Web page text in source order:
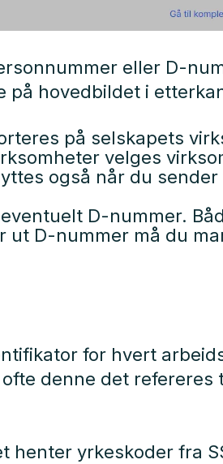
eller D-
på hovedbildet i
på selskapets
velges
også når du
D-nummer.
ut D-nummer må du
for hvert
denne det
henter yrkeskoder fra